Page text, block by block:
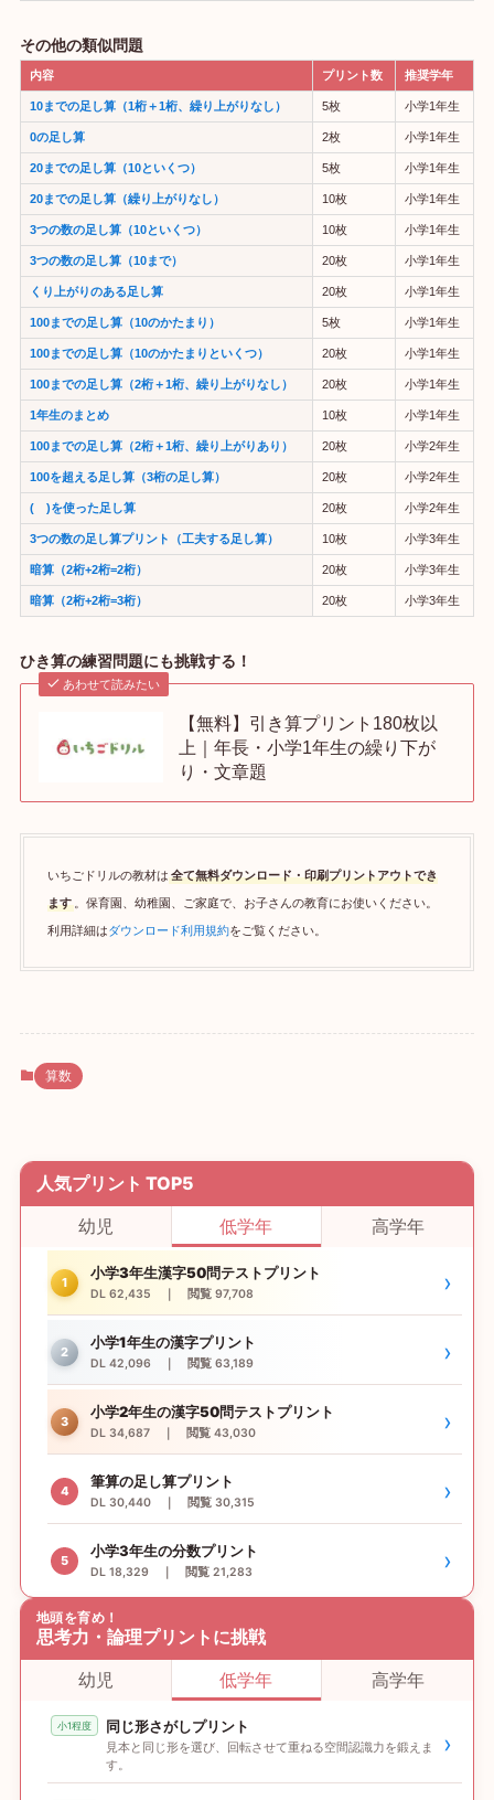
その他の類似問題
内容 プリント数 推奨学年
10までの足し算（1桁＋1桁、繰り上がりなし） 5枚 小学1年生
0の足し算 2枚 小学1年生
20までの足し算（10といくつ） 5枚 小学1年生
20までの足し算（繰り上がりなし） 10枚 小学1年生
3つの数の足し算（10といくつ） 10枚 小学1年生
3つの数の足し算（10まで） 20枚 小学1年生
くり上がりのある足し算 20枚 小学1年生
100までの足し算（10のかたまり） 5枚 小学1年生
100までの足し算（10のかたまりといくつ） 20枚 小学1年生
100までの足し算（2桁＋1桁、繰り上がりなし） 20枚 小学1年生
1年生のまとめ 10枚 小学1年生
100までの足し算（2桁＋1桁、繰り上がりあり） 20枚 小学2年生
100を超える足し算（3桁の足し算） 20枚 小学2年生
( )を使った足し算 20枚 小学2年生
3つの数の足し算プリント（工夫する足し算） 10枚 小学3年生
暗算（2桁+2桁=2桁） 20枚 小学3年生
暗算（2桁+2桁=3桁） 20枚 小学3年生
ひき算の練習問題にも挑戦する！
あわせて読みたい
【無料】引き算プリント180枚以
上｜年長・小学1年生の繰り下が
り・文章題
いちごドリルの教材は 全て無料ダウンロード・印刷プリントアウトでき
ます。保育園、幼稚園、ご家庭で、お子さんの教育にお使いください。
利用詳細はダウンロード利用規約をご覧ください。
算数
人気プリント TOP5
幼児
低学年 高学年
1
小学3年生漢字50問テストプリント
DL 62,435 ｜ 閲覧 97,708 ›
2
小学1年生の漢字プリント
DL 42,096 ｜ 閲覧 63,189 ›
3
小学2年生の漢字50問テストプリント
DL 34,687 ｜ 閲覧 43,030 ›
4
筆算の足し算プリント
DL 30,440 ｜ 閲覧 30,315 ›
5
小学3年生の分数プリント
DL 18,329 ｜ 閲覧 21,283 ›
地頭を育め！
思考力・論理プリントに挑戦
幼児
低学年 高学年
小1程度 同じ形さがしプリント
見本と同じ形を選び、回転させて重ねる空間認識力を鍛えま
す。
›